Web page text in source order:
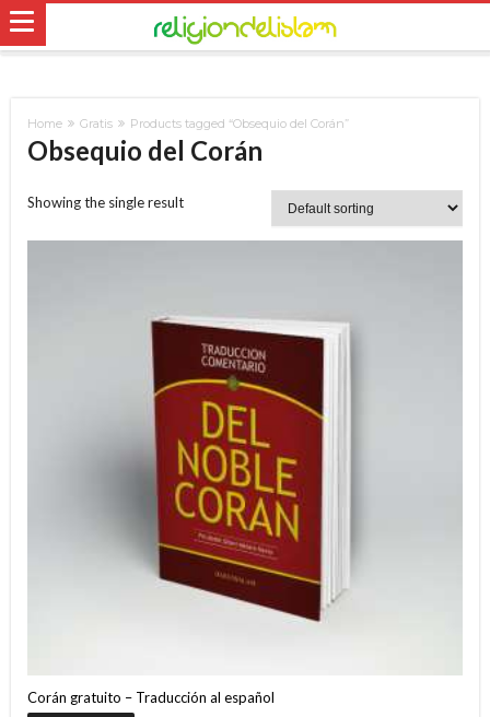
Home Gratis Products tagged “Obsequio del Corán”
Obsequio del Corán
Showing the single result
Corán gratuito – Traducción al español